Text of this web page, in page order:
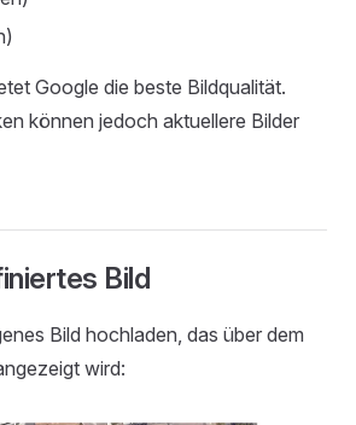
Google die beste Bildqualität.
können jedoch aktuellere Bilder
Bild
Bild hochladen, das über dem
wird: